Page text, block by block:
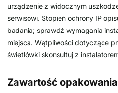
urządzenie z widocznym
serwisowi. Stopień ochrony IP
badania; sprawdź wymagania
miejsca. Wątpliwości dotyczące
świetlówki skonsultuj z
Zawartość opakowania